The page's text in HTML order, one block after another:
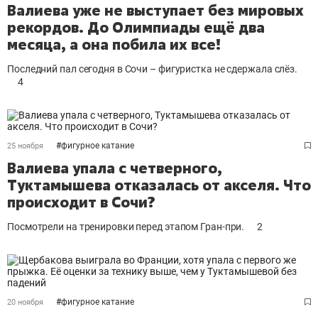
Валиева уже не выступает без мировых
рекордов. До Олимпиады ещё два
месяца, а она побила их все!
Последний пал сегодня в Сочи – фигуристка не сдержала слёз.
4
25 ноября #фигурное катание
Валиева упала с четверного,
Туктамышева отказалась от акселя. Что
происходит в Сочи?
Посмотрели на тренировки перед этапом Гран-при. 2
20 ноября #фигурное катание